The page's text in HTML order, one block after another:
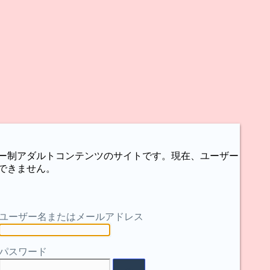
制アダルトコンテンツのサイトです。現在、ユーザー
きません。
ユーザー名またはメールアドレス
スワード